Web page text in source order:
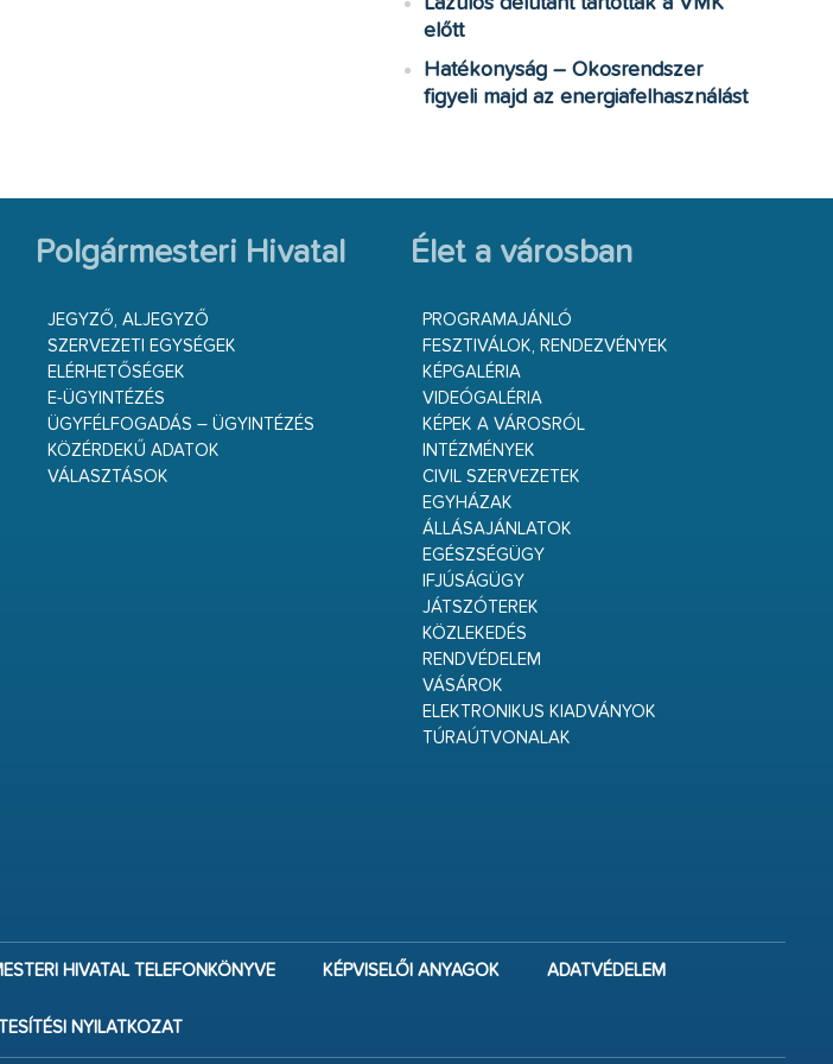
előtt
Hatékonyság – Okosrendszer
figyeli majd az energiafelhasználást
Polgármesteri Hivatal
JEGYZŐ, ALJEGYZŐ
SZERVEZETI EGYSÉGEK
ELÉRHETŐSÉGEK
E-ÜGYINTÉZÉS
ÜGYFÉLFOGADÁS – ÜGYINTÉZÉS
KÖZÉRDEKŰ ADATOK
VÁLASZTÁSOK
Élet a városban
PROGRAMAJÁNLÓ
FESZTIVÁLOK, RENDEZVÉNYEK
KÉPGALÉRIA
VIDEÓGALÉRIA
KÉPEK A VÁROSRÓL
INTÉZMÉNYEK
CIVIL SZERVEZETEK
EGYHÁZAK
ÁLLÁSAJÁNLATOK
EGÉSZSÉGÜGY
IFJÚSÁGÜGY
JÁTSZÓTEREK
KÖZLEKEDÉS
RENDVÉDELEM
VÁSÁROK
ELEKTRONIKUS KIADVÁNYOK
TÚRAÚTVONALAK
HIVATAL TELEFONKÖNYVE KÉPVISELŐI ANYAGOK ADATVÉDELEM
NYILATKOZAT